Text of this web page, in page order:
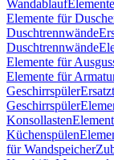
Wandablauf
Elemente für
Duschtrennwände
Duschtrennwände
Elemente für
Elemente für
Geschirrspüler
Geschirrspüler
Konsollasten
Küchenspülen
für Wandspeicher